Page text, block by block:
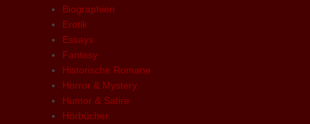
Biographien
Erotik
Essays
Fantasy
Historische Romane
Horror & Mystery
Humor & Satire
Hörbücher